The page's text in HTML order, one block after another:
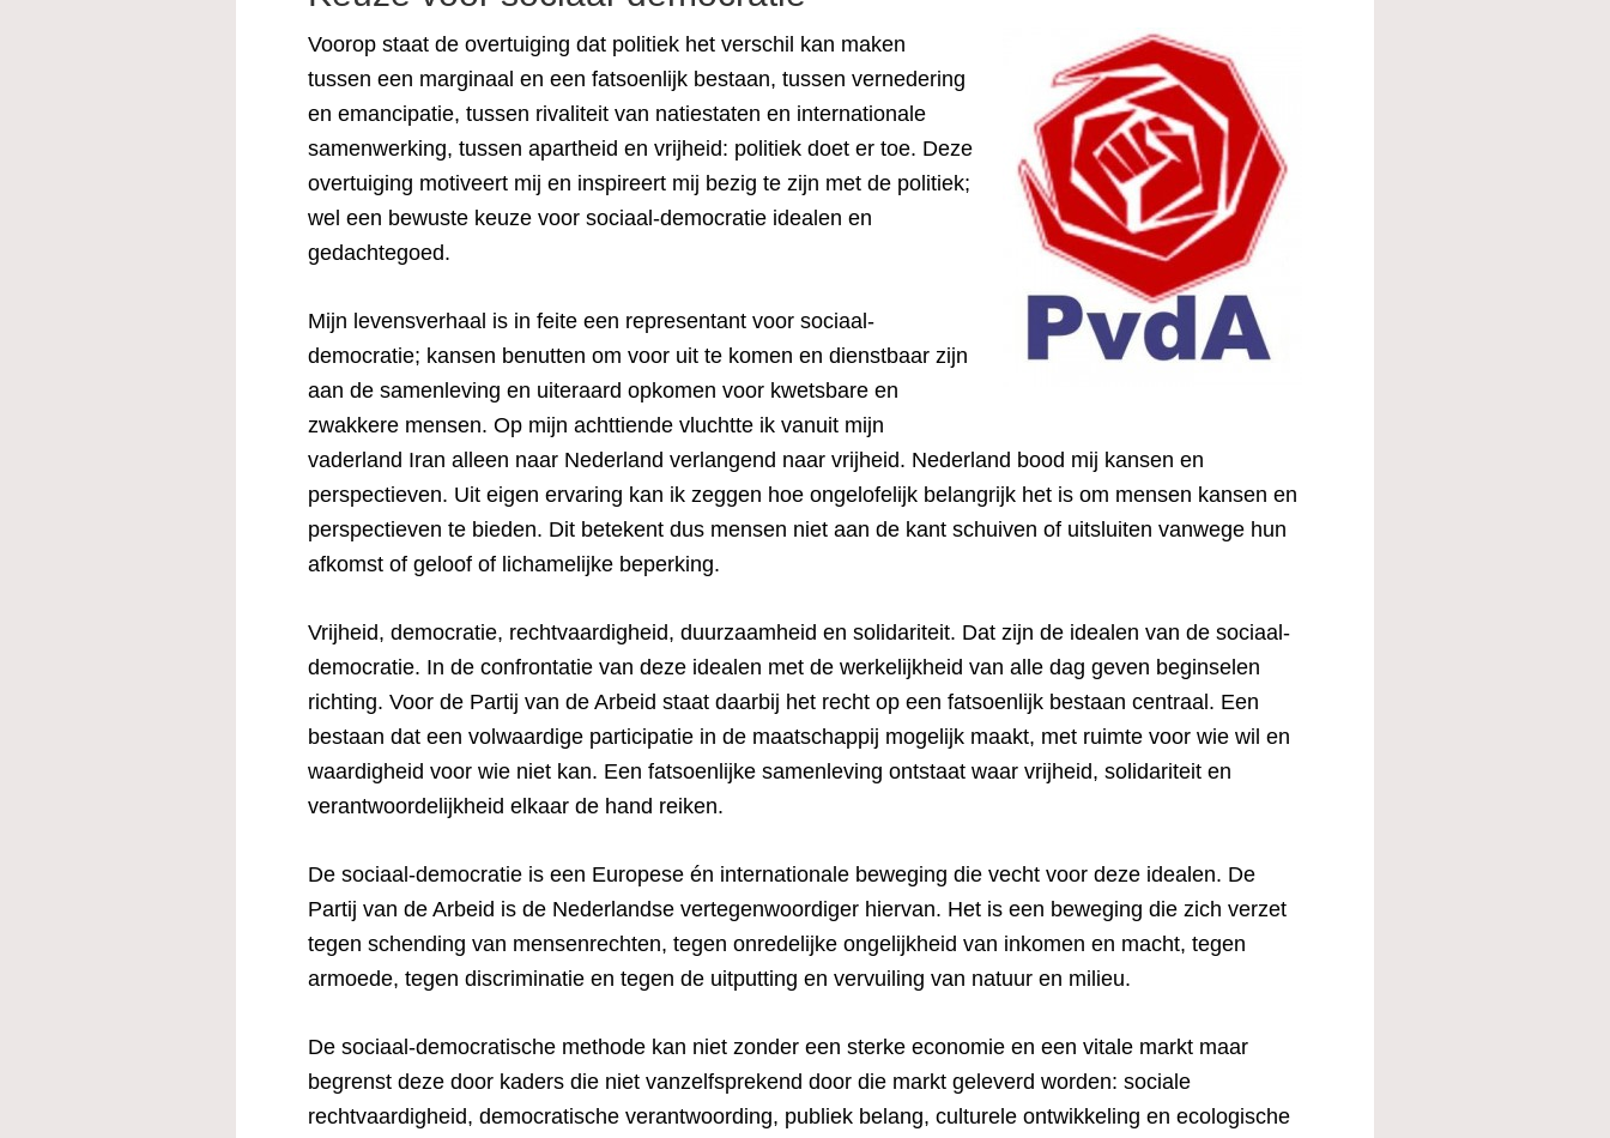
Voorop staat de overtuiging dat politiek het verschil kan maken
tussen een marginaal en een fatsoenlijk bestaan, tussen vernedering
en emancipatie, tussen rivaliteit van natiestaten en internationale
samenwerking, tussen apartheid en vrijheid: politiek doet er toe. Deze
overtuiging motiveert mij en inspireert mij bezig te zijn met de politiek;
wel een bewuste keuze voor sociaal-democratie idealen en
gedachtegoed.
Mijn levensverhaal is in feite een representant voor sociaal-
democratie; kansen benutten om voor uit te komen en dienstbaar zijn
aan de samenleving en uiteraard opkomen voor kwetsbare en
zwakkere mensen. Op mijn achttiende vluchtte ik vanuit mijn
vaderland Iran alleen naar Nederland verlangend naar vrijheid. Nederland bood mij kansen en
perspectieven. Uit eigen ervaring kan ik zeggen hoe ongelofelijk belangrijk het is om mensen kansen en
perspectieven te bieden. Dit betekent dus mensen niet aan de kant schuiven of uitsluiten vanwege hun
afkomst of geloof of lichamelijke beperking.
Vrijheid, democratie, rechtvaardigheid, duurzaamheid en solidariteit. Dat zijn de idealen van de sociaal-
democratie. In de confrontatie van deze idealen met de werkelijkheid van alle dag geven beginselen
richting. Voor de Partij van de Arbeid staat daarbij het recht op een fatsoenlijk bestaan centraal. Een
bestaan dat een volwaardige participatie in de maatschappij mogelijk maakt, met ruimte voor wie wil en
waardigheid voor wie niet kan. Een fatsoenlijke samenleving ontstaat waar vrijheid, solidariteit en
verantwoordelijkheid elkaar de hand reiken.
De sociaal-democratie is een Europese én internationale beweging die vecht voor deze idealen. De
Partij van de Arbeid is de Nederlandse vertegenwoordiger hiervan. Het is een beweging die zich verzet
tegen schending van mensenrechten, tegen onredelijke ongelijkheid van inkomen en macht, tegen
armoede, tegen discriminatie en tegen de uitputting en vervuiling van natuur en milieu.
De sociaal-democratische methode kan niet zonder een sterke economie en een vitale markt maar
begrenst deze door kaders die niet vanzelfsprekend door die markt geleverd worden: sociale
rechtvaardigheid, democratische verantwoording, publiek belang, culturele ontwikkeling en ecologische